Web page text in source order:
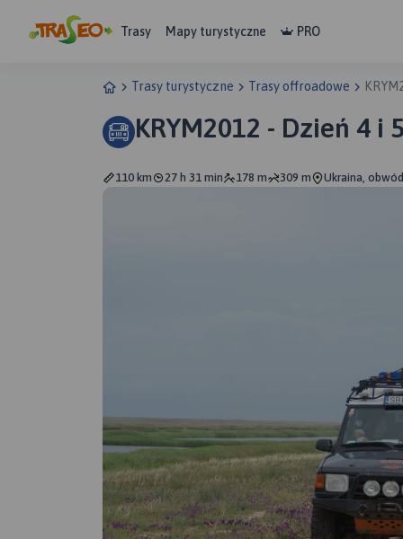
Trasy Mapy turystyczne PRO
Trasy turystyczne Trasy offroadowe
KRYM2012 - Dzień 4 i 5
110 km 27 h 31 min 178 m 309 m Ukraina,